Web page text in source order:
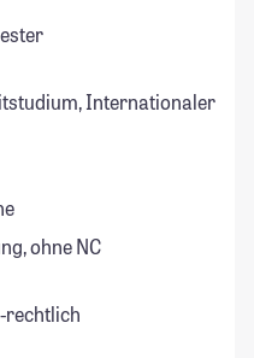
Internationaler
ohne NC
rechtlich